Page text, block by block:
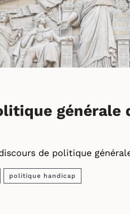
générale
de politique
politique handicap